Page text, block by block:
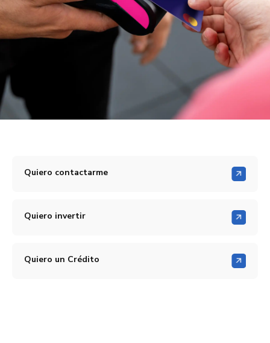
Quiero contactarme
Quiero invertir
Quiero un Crédito